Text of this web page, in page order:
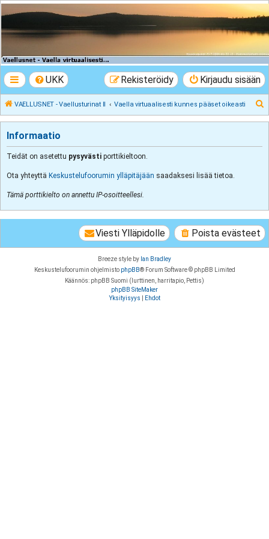
VAELLUSNET -
Vaellusturinat II
UKK Kirjaudu sisään
Rekisteröidy
VAELLUSNET - Vaellusturinat II Vaella virtuaalisesti kunnes pääset oikeasti
Informaatio
Teidät on asetettu pysyvästi porttikieltoon.
Ota yhteyttä Keskustelufoorumin ylläpitäjään saadaksesi lisää tietoa.
Tämä porttikielto on annettu IP-osoitteellesi.
Poista evästeet
Viesti Ylläpidolle
Breeze style by Ian Bradley
Keskustelufoorumin ohjelmisto phpBB® Forum Software © phpBB Limited
Käännös: phpBB Suomi (lurttinen, harritapio, Pettis)
phpBB SiteMaker
Yksityisyys
Ehdot